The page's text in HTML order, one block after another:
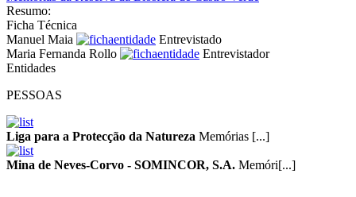
Resumo:
Ficha Técnica
Manuel Maia
Entrevistado
Maria Fernanda Rollo
Entrevistador
Entidades
PESSOAS
Liga para a Protecção da Natureza Memórias [...]
Mina de Neves-Corvo - SOMINCOR, S.A. Memóri[...]